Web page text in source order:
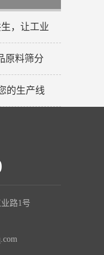
，让工业
原料筛分
的生产线
路1号